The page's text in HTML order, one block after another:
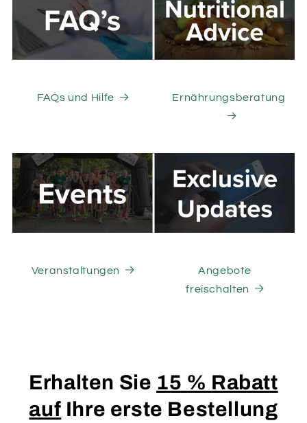
FAQs und Hilfe Ernährungsberatung
Veranstaltungen
Angebote
freischalten
Erhalten Sie 15 % Rabatt
auf Ihre erste Bestellung